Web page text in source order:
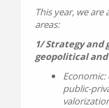
This year, we
areas:
1/ Strategy and
geopolitical
public-